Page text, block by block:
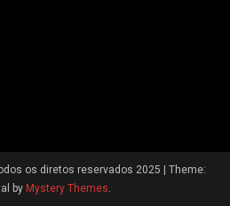
todos os diretos reservados 2025
Theme:
by Mystery Themes.